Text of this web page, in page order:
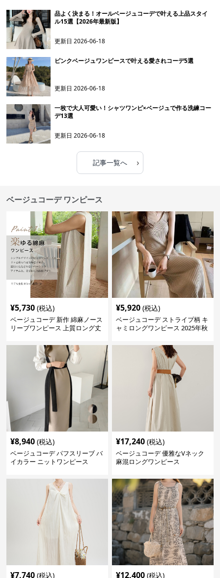
品よく決まる！オールベージュコーデで叶える上品スタイ
ル15選【2026年最新版】
更新日2026-06-18
ピンクベージュワンピースで叶える愛されコーデ5選
更新日2026-06-18
一枚で大人可愛い！シャツワンピ×ベージュで作る洗練コー
デ13選
更新日2026-06-18
記事一覧へ ›
ベージュコーデ ワンピース
¥5,730 (税込)
ベージュコーデ 新作 綿麻ノース
リーブワンピース 上質ロング丈
¥5,920 (税込)
ベージュコーデ ストライプ柄 キ
ャミロングワンピース 2025年秋
¥8,940 (税込)
ベージュコーデ パフスリーブ バ
イカラー ニットワンピース
¥17,240 (税込)
ベージュコーデ 優雅なVネック
麻混ロングワンピース
¥7,740 (税込) ¥12,400 (税込)